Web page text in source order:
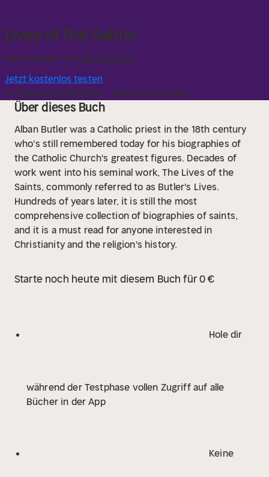
Lives of the Saints
Geschrieben vonAlban Butler
Jetzt kostenlos testen
14 Tage lang kostenlos · Jederzeit kündbar
Über dieses Buch
Alban Butler was a Catholic priest in the 18th century
who's still remembered today for his biographies of
the Catholic Church's greatest figures. Decades of
work went into his seminal work, The Lives of the
Saints, commonly referred to as Butler's Lives.
Hundreds of years later, it is still the most
comprehensive collection of biographies of saints,
and it is a must read for anyone interested in
Christianity and the religion's history.
Starte noch heute mit diesem Buch für 0 €
Hole dir
während der Testphase vollen Zugriff auf alle
Bücher in der App
Keine